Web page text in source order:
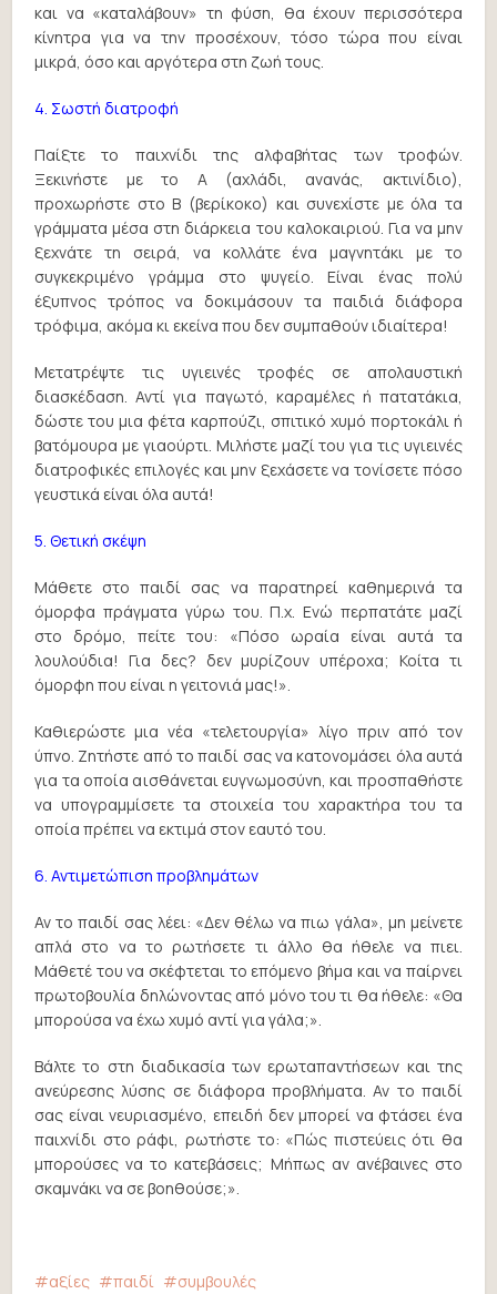
και να «καταλάβουν» τη φύση, θα έχουν περισσότερα
κίνητρα για να την προσέχουν, τόσο τώρα που είναι
μικρά, όσο και αργότερα στη ζωή τους.
4. Σωστή διατροφή
Παίξτε το παιχνίδι της αλφαβήτας των τροφών.
Ξεκινήστε με το Α (αχλάδι, ανανάς, ακτινίδιο),
προχωρήστε στο Β (βερίκοκο) και συνεχίστε με όλα τα
γράμματα μέσα στη διάρκεια του καλοκαιριού. Για να μην
ξεχνάτε τη σειρά, να κολλάτε ένα μαγνητάκι με το
συγκεκριμένο γράμμα στο ψυγείο. Είναι ένας πολύ
έξυπνος τρόπος να δοκιμάσουν τα παιδιά διάφορα
τρόφιμα, ακόμα κι εκείνα που δεν συμπαθούν ιδιαίτερα!
Μετατρέψτε τις υγιεινές τροφές σε απολαυστική
διασκέδαση. Αντί για παγωτό, καραμέλες ή πατατάκια,
δώστε του μια φέτα καρπούζι, σπιτικό χυμό πορτοκάλι ή
βατόμουρα με γιαούρτι. Μιλήστε μαζί του για τις υγιεινές
διατροφικές επιλογές και μην ξεχάσετε να τονίσετε πόσο
γευστικά είναι όλα αυτά!
5. Θετική σκέψη
Μάθετε στο παιδί σας να παρατηρεί καθημερινά τα
όμορφα πράγματα γύρω του. Π.χ. Ενώ περπατάτε μαζί
στο δρόμο, πείτε του: «Πόσο ωραία είναι αυτά τα
λουλούδια! Για δες? δεν μυρίζουν υπέροχα; Κοίτα τι
όμορφη που είναι η γειτονιά μας!».
Καθιερώστε μια νέα «τελετουργία» λίγο πριν από τον
ύπνο. Ζητήστε από το παιδί σας να κατονομάσει όλα αυτά
για τα οποία αισθάνεται ευγνωμοσύνη, και προσπαθήστε
να υπογραμμίσετε τα στοιχεία του χαρακτήρα του τα
οποία πρέπει να εκτιμά στον εαυτό του.
6. Αντιμετώπιση προβλημάτων
Αν το παιδί σας λέει: «Δεν θέλω να πιω γάλα», μη μείνετε
απλά στο να το ρωτήσετε τι άλλο θα ήθελε να πιει.
Μάθετέ του να σκέφτεται το επόμενο βήμα και να παίρνει
πρωτοβουλία δηλώνοντας από μόνο του τι θα ήθελε: «Θα
μπορούσα να έχω χυμό αντί για γάλα;».
Βάλτε το στη διαδικασία των ερωταπαντήσεων και της
ανεύρεσης λύσης σε διάφορα προβλήματα. Αν το παιδί
σας είναι νευριασμένο, επειδή δεν μπορεί να φτάσει ένα
παιχνίδι στο ράφι, ρωτήστε το: «Πώς πιστεύεις ότι θα
μπορούσες να το κατεβάσεις; Μήπως αν ανέβαινες στο
σκαμνάκι να σε βοηθούσε;».
αξίες παιδί συμβουλές